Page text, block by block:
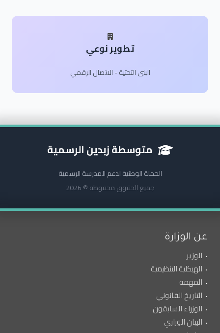
تطوير نوعي
البنى التحتية - الاتصال الرقمي
متوسطة زبدين الرسمية
الحملة الوطنية لدعم المدرسة الرسمية
جميع الحقوق محفوظة © 2026
عن الوزارة
الوزير
الهيكلية التنظيمية
المهمة
التاريخ القانوني
الوزراء السابقون
البيان الوزاري